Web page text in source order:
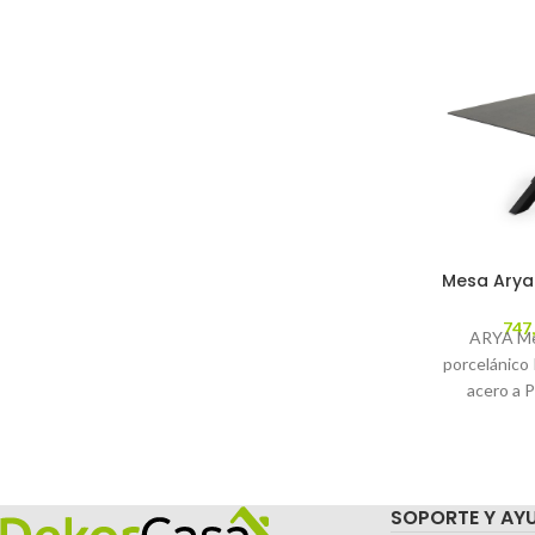
Mesa
ARYA
porcelánico
acero a
SOPORTE Y